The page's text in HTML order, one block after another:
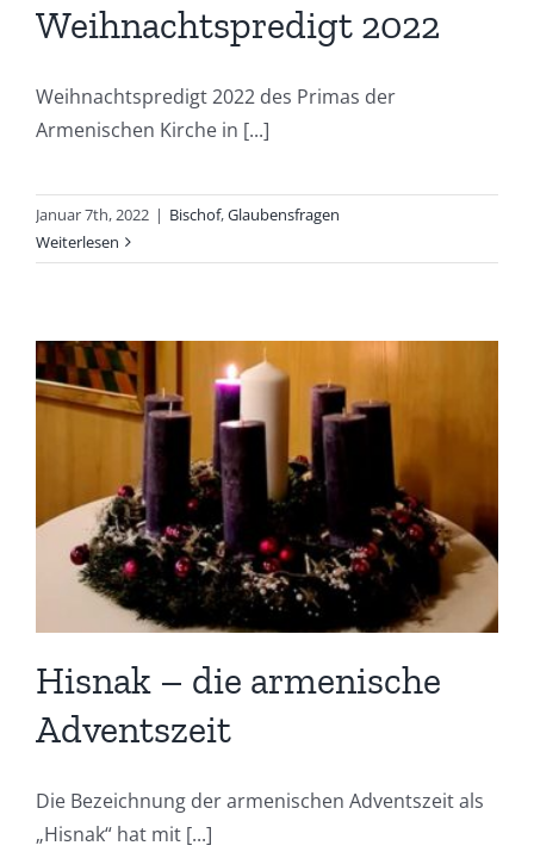
Weihnachtspredigt 2022
Weihnachtspredigt 2022 des Primas der
Armenischen Kirche in [...]
Januar 7th, 2022 | Bischof,Glaubensfragen
Weiterlesen
Hisnak – die armenische
Adventszeit
Die Bezeichnung der armenischen Adventszeit als
„Hisnak“ hat mit [...]